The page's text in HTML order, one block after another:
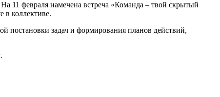
11 февраля намечена встреча «Команда – твой скрытый
в коллективе.
постановки задач и формирования планов действий,